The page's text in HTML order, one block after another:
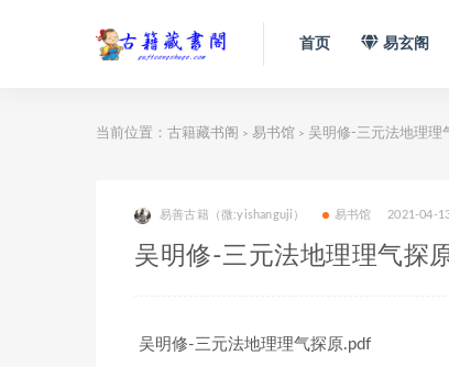
首页 易玄阁
当前位置： 古籍藏书阁 > 易书馆 > 吴明修-三元法地理理
易善古籍（微:yishanguji） 易书馆 2021-04-
吴明修-三元法地理理气探
吴明修-三元法地理理气探原.pdf